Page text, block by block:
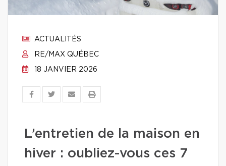
ACTUALITÉS
RE/MAX QUÉBEC
18 JANVIER 2026
L’entretien de la maison en
hiver : oubliez-vous ces 7